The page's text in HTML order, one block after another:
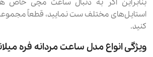
بنابراین اگر به دنبال ساعت مچی خاص
استایل‌های مختلف ست نمایید، قطعاً مجموعه
کنید.
ویژگی انواع مدل ساعت مردانه فره